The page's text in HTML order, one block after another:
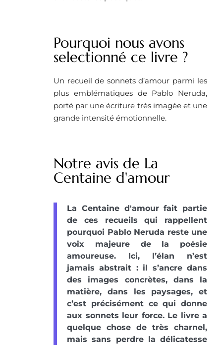
Pourquoi nous avons
selectionné ce livre ? ​
Un recueil de sonnets d’amour parmi les
plus emblématiques de Pablo Neruda,
porté par une écriture très imagée et une
grande intensité émotionnelle.
Notre avis de La
Centaine d'amour
La Centaine d'amour fait partie
de ces recueils qui rappellent
pourquoi Pablo Neruda reste une
voix majeure de la poésie
amoureuse. Ici, l’élan n’est
jamais abstrait : il s’ancre dans
des images concrètes, dans la
matière, dans les paysages, et
c’est précisément ce qui donne
aux sonnets leur force. Le livre a
quelque chose de très charnel,
mais sans perdre la délicatesse